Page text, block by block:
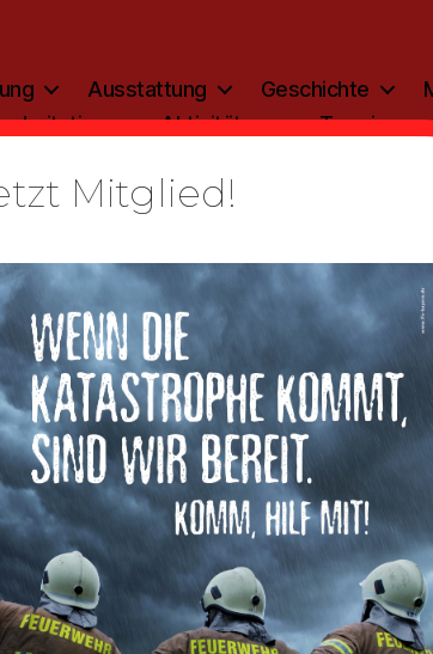
Ausstattung Geschichte
Aktivitäten Termine
Veröffentlichungsdatum
10. Juni 2026
Mitglied!